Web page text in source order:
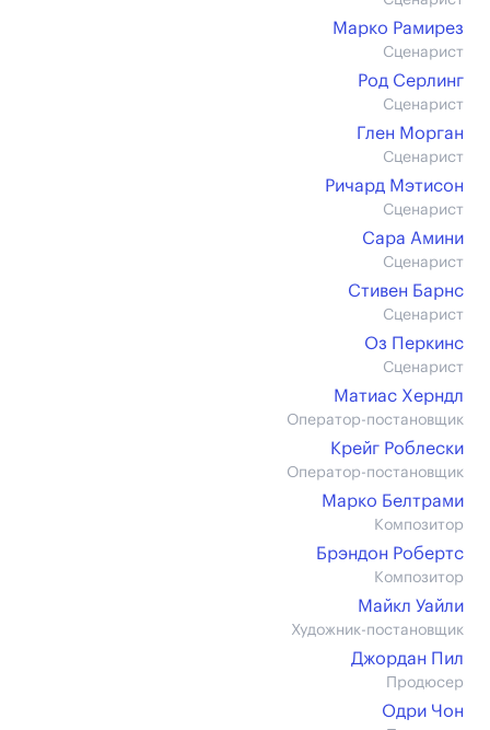
Марко Рамирез
Сценарист
Род Серлинг
Сценарист
Глен Морган
Сценарист
Ричард Мэтисон
Сценарист
Сара Амини
Сценарист
Стивен Барнс
Сценарист
Оз Перкинс
Сценарист
Матиас Херндл
Оператор-постановщик
Крейг Роблески
Оператор-постановщик
Марко Белтрами
Композитор
Брэндон Робертс
Композитор
Майкл Уайли
Художник-постановщик
Джордан Пил
Продюсер
Одри Чон